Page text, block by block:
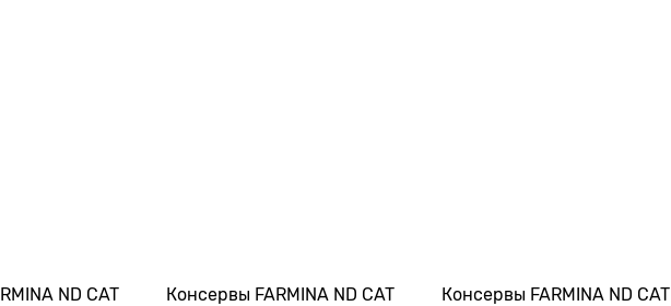
ND CAT
Консервы FARMINA ND CAT
Консервы FARMINA ND CAT